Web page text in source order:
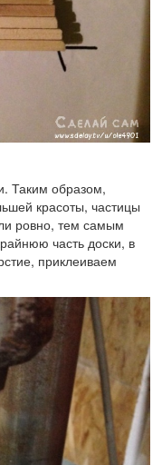
Таким образом,
красоты, частицы
ровно, тем самым
часть доски, в
приклеиваем